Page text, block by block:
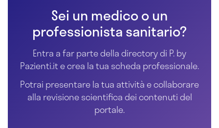
Sei un medico o un
professionista sanitario?
Entra a far parte della directory di P. by
Pazienti.it e crea la tua scheda professionale.
Potrai presentare la tua attività e collaborare
alla revisione scientifica dei contenuti del
portale.